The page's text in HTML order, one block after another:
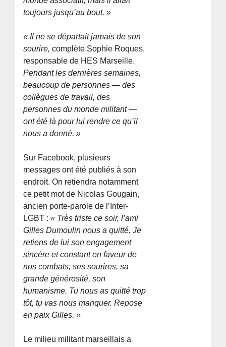
toujours jusqu’au bout. »
« Il ne se départait jamais de son
sourire, complète Sophie Roques,
responsable de HES Marseille.
Pendant les dernières semaines,
beaucoup de personnes — des
collègues de travail, des
personnes du monde militant —
ont été là pour lui rendre ce qu’il
nous a donné. »
Sur Facebook, plusieurs
messages ont été publiés à son
endroit. On retiendra notamment
ce petit mot de Nicolas Gougain,
ancien porte-parole de l’Inter-
LGBT :« Très triste ce soir, l’ami
Gilles Dumoulin nous a quitté. Je
retiens de lui son engagement
sincère et constant en faveur de
nos combats, ses sourires, sa
grande générosité, son
humanisme. Tu nous as quitté trop
tôt, tu vas nous manquer. Repose
en paix Gilles. »
Le milieu militant marseillais a